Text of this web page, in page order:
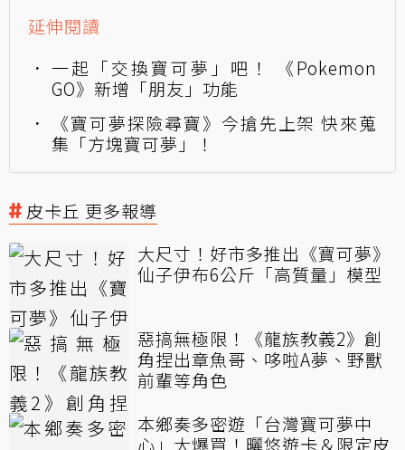
延伸閱讀
一起「交換寶可夢」吧！ 《Pokemon
GO》新增「朋友」功能
《寶可夢探險尋寶》今搶先上架 快來蒐
集「方塊寶可夢」！
皮卡丘 更多報導
大尺寸！好市多推出《寶可夢》
仙子伊布6公斤「高質量」模型
惡搞無極限！《龍族教義2》創
角捏出章魚哥、哆啦A夢、野獸
前輩等角色
本鄉奏多密遊「台灣寶可夢中
心」大爆買！曬悠遊卡＆限定皮